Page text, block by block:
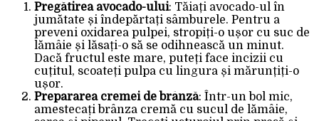
Pregătirea avocado-ului: Tăiați avocado-ul în
jumătate și îndepărtați sâmburele. Pentru a
preveni oxidarea pulpei, stropiți-o ușor cu suc de
lămâie și lăsați-o să se odihnească un minut.
Dacă fructul este mare, puteți face incizii cu
cuțitul, scoateți pulpa cu lingura și mărunțiți-o
ușor.
Prepararea cremei de brânză: Într-un bol mic,
amestecați brânza cremă cu sucul de lămâie,